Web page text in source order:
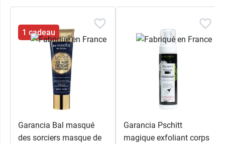
1 cadeau
Garancia Bal masqué
des sorciers masque de
Garancia Pschitt
magique exfoliant corps